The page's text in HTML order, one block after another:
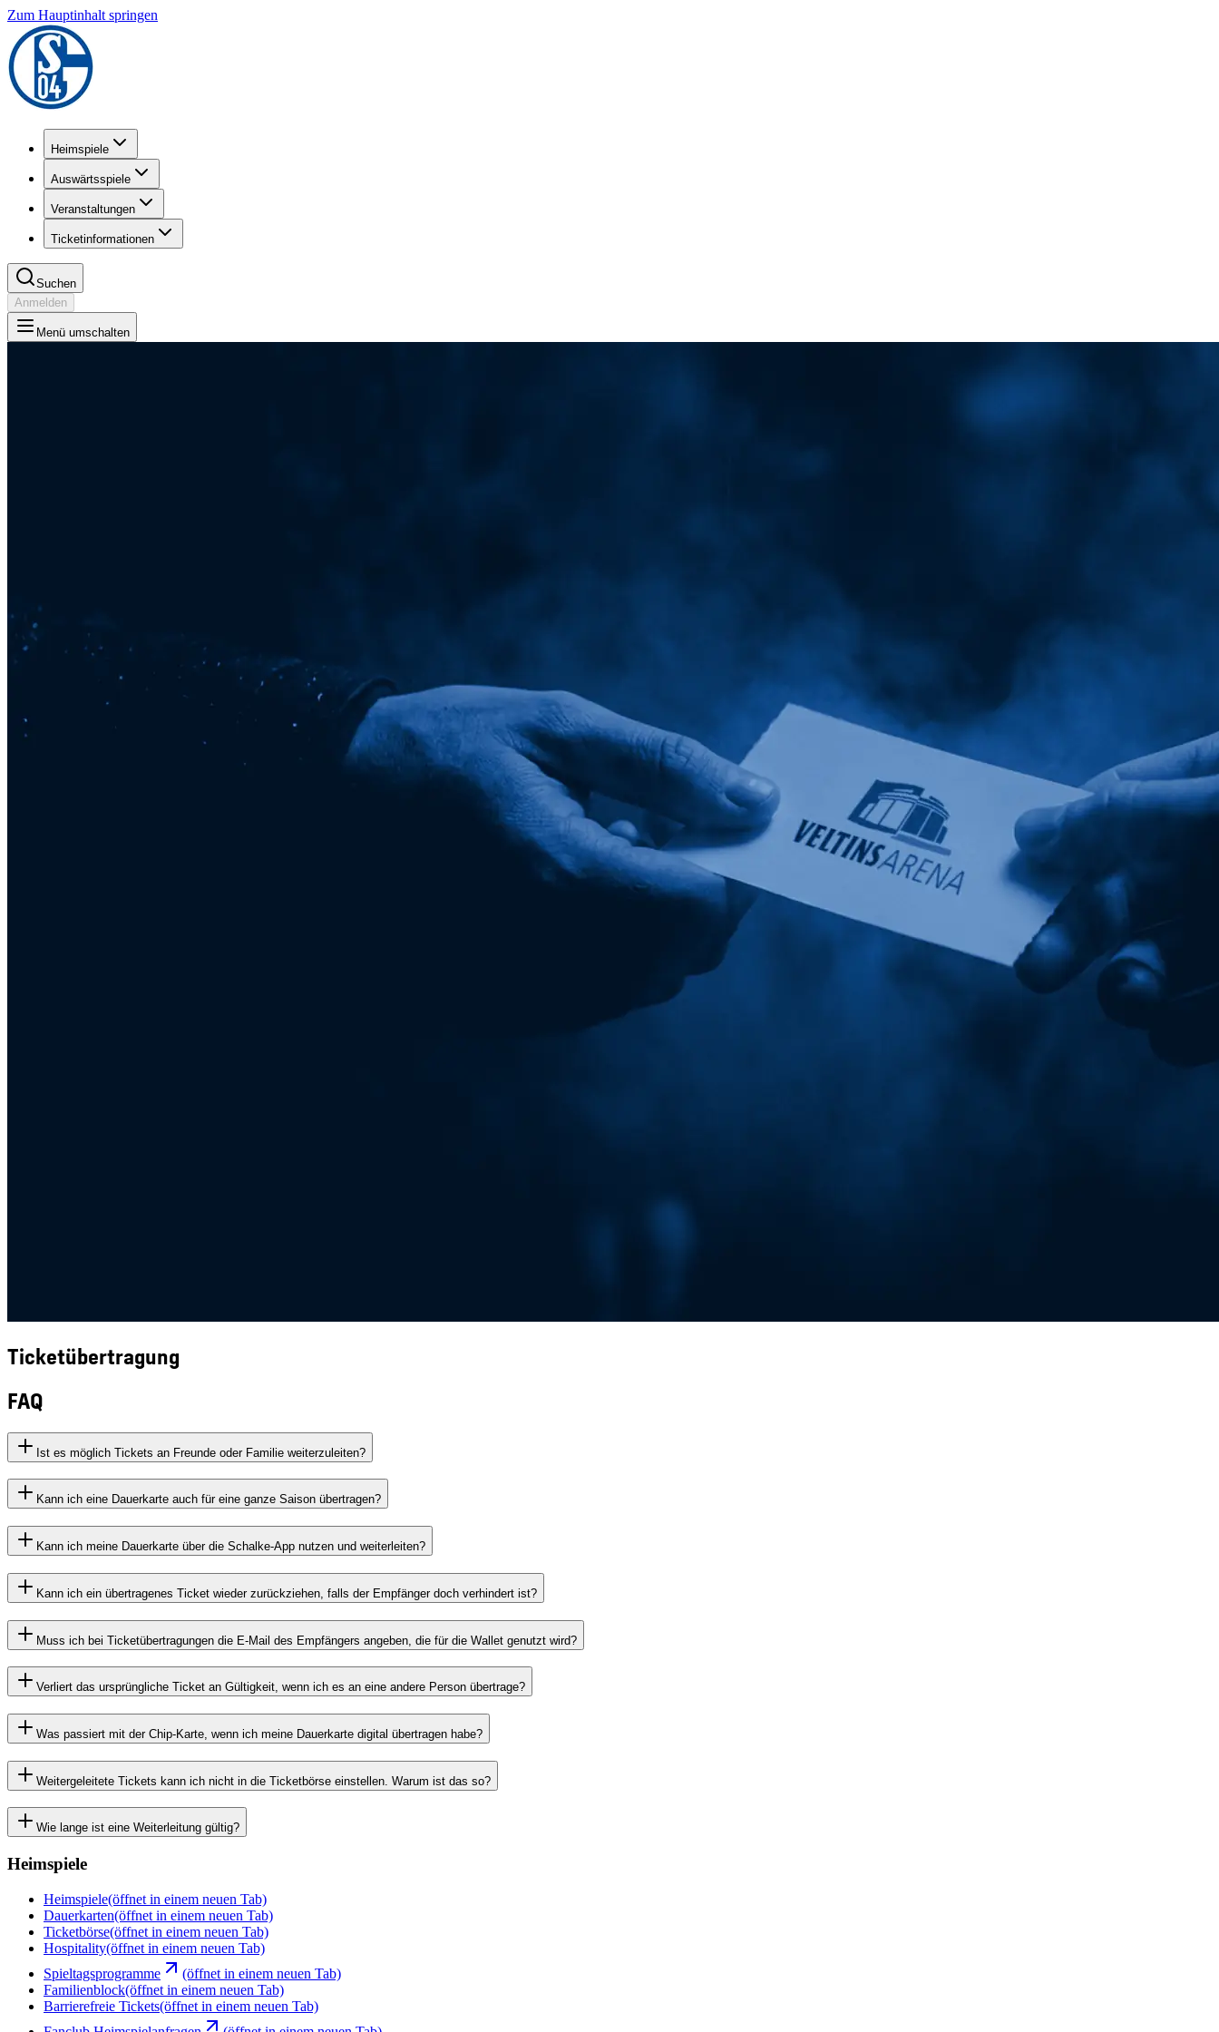
Zum Hauptinhalt springen
Heimspiele
Auswärtsspiele
Veranstaltungen
Ticketinformationen
Suchen
Anmelden
Menü umschalten
Ticketübertragung
FAQ
Ist es möglich Tickets an Freunde oder Familie weiterzuleiten?
Kann ich eine Dauerkarte auch für eine ganze Saison übertragen?
Kann ich meine Dauerkarte über die Schalke-App nutzen und weiterleiten?
Kann ich ein übertragenes Ticket wieder zurückziehen, falls der Empfänger doch verhindert ist?
Muss ich bei Ticketübertragungen die E-Mail des Empfängers angeben, die für die Wallet genutzt wird?
Verliert das ursprüngliche Ticket an Gültigkeit, wenn ich es an eine andere Person übertrage?
Was passiert mit der Chip-Karte, wenn ich meine Dauerkarte digital übertragen habe?
Weitergeleitete Tickets kann ich nicht in die Ticketbörse einstellen. Warum ist das so?
Wie lange ist eine Weiterleitung gültig?
Heimspiele
Heimspiele(öffnet in einem neuen Tab)
Dauerkarten(öffnet in einem neuen Tab)
Ticketbörse(öffnet in einem neuen Tab)
Hospitality(öffnet in einem neuen Tab)
Spieltagsprogramme
(öffnet in einem neuen Tab)
Familienblock(öffnet in einem neuen Tab)
Barrierefreie Tickets(öffnet in einem neuen Tab)